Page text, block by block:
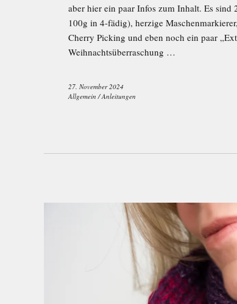
aber hier ein paar Infos zum Inhalt. Es
100g in 4-fädig), herzige
Cherry Picking und eben noch ein paar
Weihnachtsüberraschung …
27. November 2024
Allgemein /Anleitungen